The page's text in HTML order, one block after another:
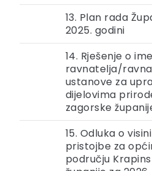
13. Plan rada
2025. godini
14. Rješenje o
ravnatelja/
ustanove za
dijelovima
zagorske
15. Odluka o
pristojbe za
području